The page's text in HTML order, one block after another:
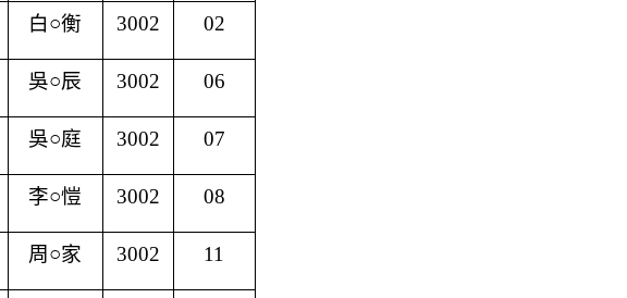
白○衡 3002 02
吳○辰 3002 06
吳○庭 3002 07
李○愷 3002 08
周○家 3002 11